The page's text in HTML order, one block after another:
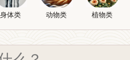
身体类 动物类 植物类